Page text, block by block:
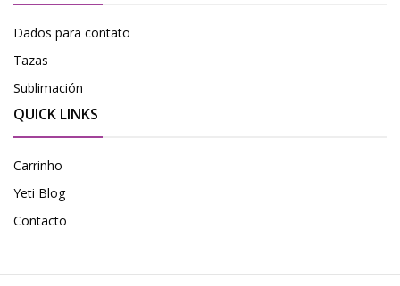
Dados para contato
Tazas
Sublimación
QUICK LINKS
Carrinho
Yeti Blog
Contacto